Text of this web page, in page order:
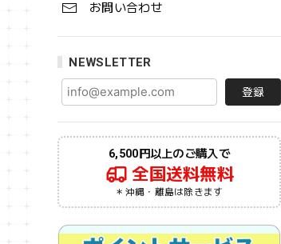
お問い合わせ
NEWSLETTER
登録
6,500円以上のご購入で
全国送料無料
＊沖縄・離島は除きます